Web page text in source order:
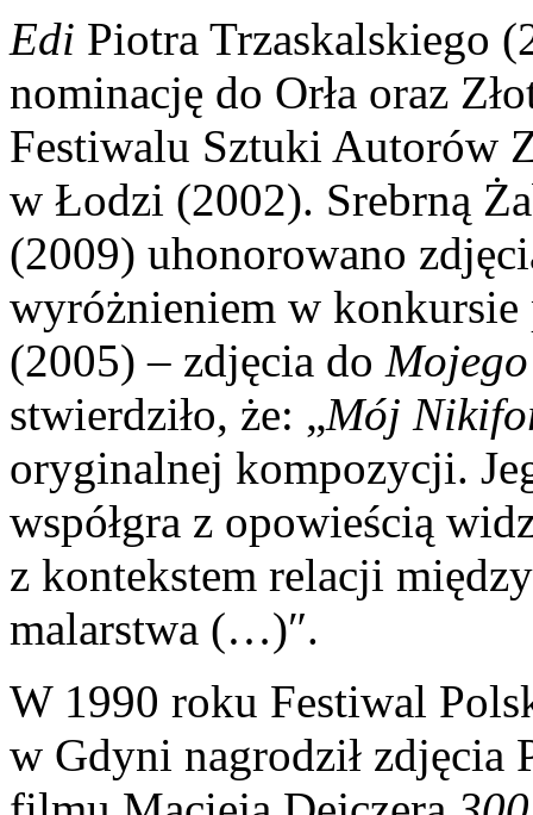
Edi Piotra Trzaskalskiego
nominację do Orła oraz
Festiwalu Sztuki Autorów
w Łodzi (2002). Srebrną
(2009) uhonorowano
wyróżnieniem w
(2005) – zdjęcia do
stwierdziło, że: „Mój
oryginalnej kompozycji.
współgra z opowieścią
z kontekstem relacji
malarstwa (…)″.
W 1990 roku Festiwal
w Gdyni nagrodził zdjęcia